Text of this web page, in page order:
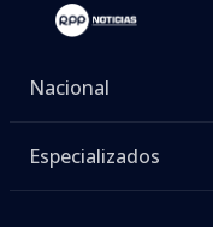
Nacional
Especializados